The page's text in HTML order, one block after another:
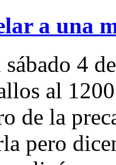
a una
sábado 4
al
de la
pero